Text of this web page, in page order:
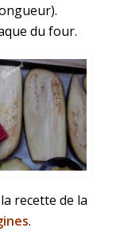
du four.
recette de la
.